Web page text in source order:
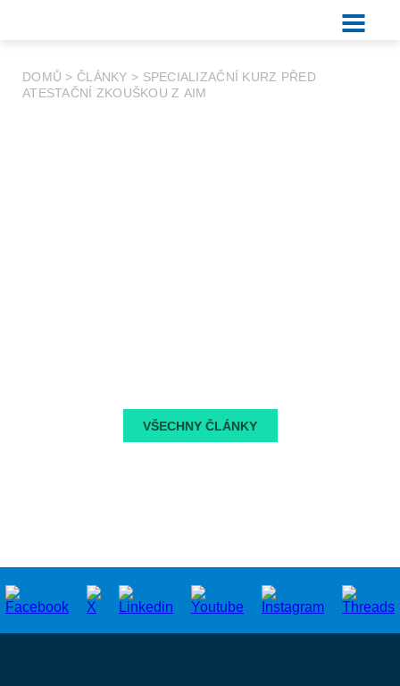
DOMŮ > ČLÁNKY > SPECIALIZAČNÍ KURZ PŘED
ATESTAČNÍ ZKOUŠKOU Z AIM
VŠECHNY ČLÁNKY